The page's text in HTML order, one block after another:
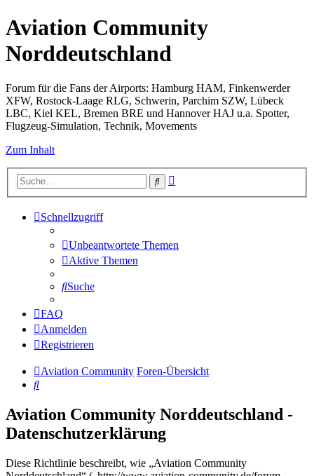
Aviation Community
Norddeutschland
Forum für die Fans der Airports: Hamburg HAM, Finkenwerder
XFW, Rostock-Laage RLG, Schwerin, Parchim SZW, Lübeck
LBC, Kiel KEL, Bremen BRE und Hannover HAJ u.a. Spotter,
Flugzeug-Simulation, Technik, Movements
Zum Inhalt
Suche
Schnellzugriff
Unbeantwortete Themen
Aktive Themen
Suche
FAQ
Anmelden
Registrieren
Aviation Community Foren-Übersicht
Suche
Aviation Community Norddeutschland -
Datenschutzerklärung
Diese Richtlinie beschreibt, wie „Aviation Community